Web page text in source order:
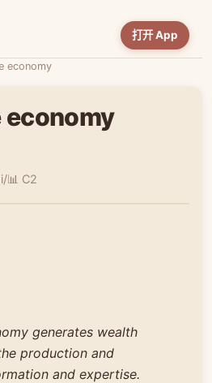
打开 App
economy
📊 C2
generates wealth
production and
and expertise.